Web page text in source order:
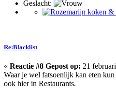
Geslacht:
Re:Blacklist
« Reactie #8 Gepost op: 21
Waar je wel fatsoenlijk kan eten
ook hier in Restaurants.